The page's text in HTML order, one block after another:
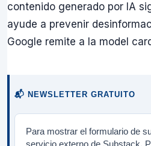
contenido generado por IA
ayude a prevenir
Google remite a la model
📬 NEWSLETTER GRATUITO
Para mostrar el formulario de
servicio externo de Substack.